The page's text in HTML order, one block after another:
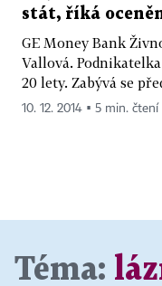
stát, říká
GE Money Bank
Vallová.
20 lety. Zabývá se
10. 12. 2014 ▪ 5 min. čtení
Téma: